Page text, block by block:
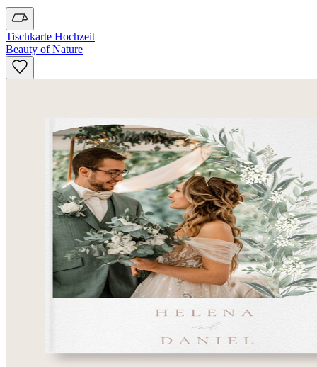
Tischkarte Hochzeit
Beauty of Nature